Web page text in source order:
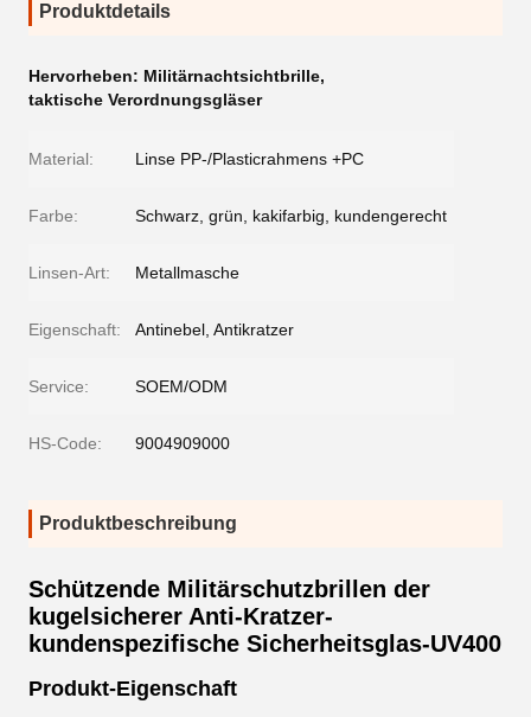
Produktdetails
Hervorheben: Militärnachtsichtbrille,
taktische Verordnungsgläser
Material: Linse PP-/Plasticrahmens +PC
Farbe: Schwarz, grün, kakifarbig, kundengerecht
Linsen-Art: Metallmasche
Eigenschaft: Antinebel, Antikratzer
Service: SOEM/ODM
HS-Code: 9004909000
Produktbeschreibung
Schützende Militärschutzbrillen der
kugelsicherer Anti-Kratzer-
kundenspezifische Sicherheitsglas-UV400
Produkt-Eigenschaft